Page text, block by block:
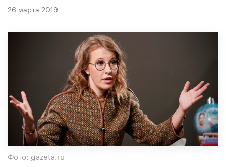
26 марта 2019
Фото: gazeta.ru